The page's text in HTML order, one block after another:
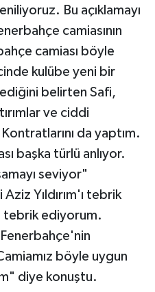
Bu açıklamayı
camiasının
camiası böyle
kulübe yeni bir
belirten Safi,
ve ciddi
da yaptım.
başka türlü anlıyor.
seviyor"
Yıldırım'ı tebrik
tebrik ediyorum.
Fenerbahçe'nin
böyle uygun
diye konuştu.